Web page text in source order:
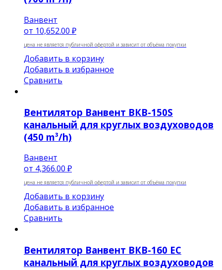
Ванвент
от 10,652.00 ₽
цена не является публичной офертой и зависит от объёма покупки
Добавить в корзину
Добавить в избранное
Сравнить
Вентилятор Ванвент ВКВ-150S
канальный для круглых воздуховодов
(450 m³/h)
Ванвент
от 4,366.00 ₽
цена не является публичной офертой и зависит от объёма покупки
Добавить в корзину
Добавить в избранное
Сравнить
Вентилятор Ванвент ВКВ-160 EC
канальный для круглых воздуховодов